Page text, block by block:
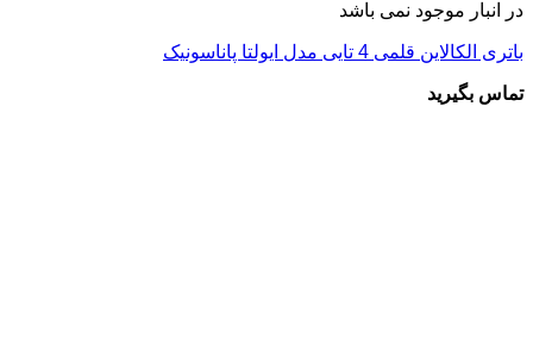
در انبار موجود نمی باشد
باتری الکالاین قلمی 4 تایی مدل ایولتا پاناسونیک
تماس بگیرید